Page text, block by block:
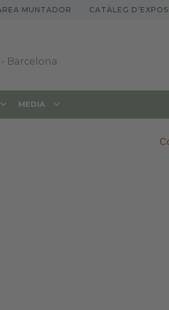
MUNTADOR CATÀLEG
- Barcelona
MEDIA